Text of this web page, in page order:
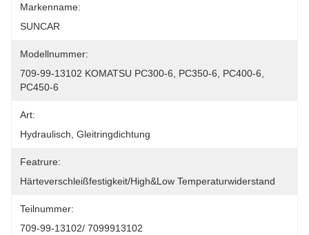
Markenname:
SUNCAR
Modellnummer:
709-99-13102 KOMATSU PC300-6, PC350-6, PC400-6,
PC450-6
Art:
Hydraulisch, Gleitringdichtung
Featrure:
Härteverschleißfestigkeit/high&Low Temperaturwiderstand
Teilnummer:
709-99-13102/ 7099913102